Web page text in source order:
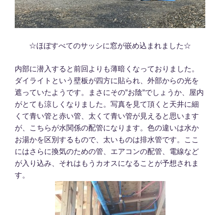
☆ほぼすべてのサッシに窓が嵌め込まれました☆
内部に潜入すると前回よりも薄暗くなっておりました。
ダイライトという壁板が四方に貼られ、外部からの光を
遮っていたようです。まさにその”お陰”でしょうか、屋内
がとても涼しくなりました。写真を見て頂くと天井に細
くて青い管と赤い管、太くて青い管が見えると思います
が、こちらが水関係の配管になります。色の違いは水か
お湯かを区別するもので、太いものは排水管です。ここ
にはさらに換気のための管、エアコンの配管、電線など
が入り込み、それはもうカオスになることが予想されま
す。